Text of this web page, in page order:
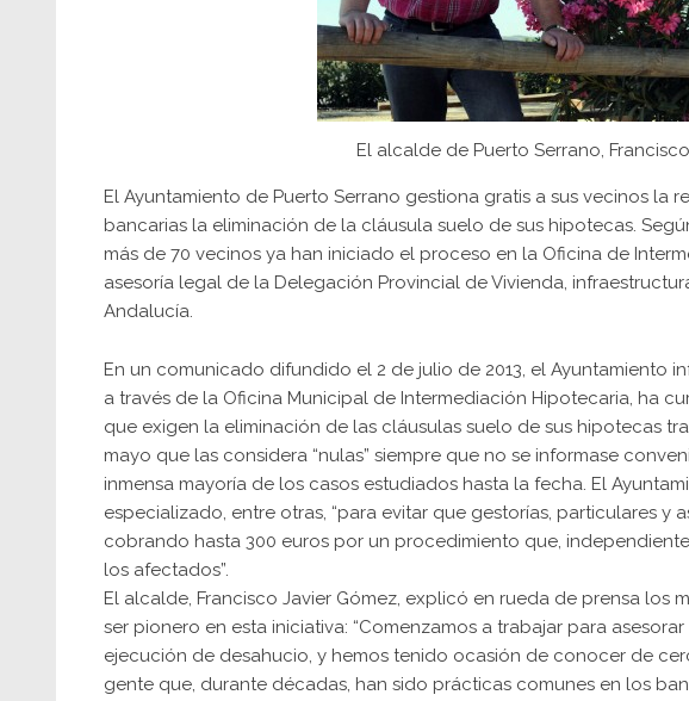
El alcalde de Puerto Serrano,
El Ayuntamiento de Puerto Serrano gestiona gratis a sus vecinos la
bancarias la eliminación de la cláusula suelo de sus hipotecas.
más de 70 vecinos ya han iniciado el proceso en la Oficina de
asesoría legal de la Delegación Provincial de Vivienda,
Andalucía.
En un comunicado difundido el 2 de julio de 2013, el Ayuntamiento
a través de la Oficina Municipal de Intermediación Hipotecaria, ha
que exigen la eliminación de las cláusulas suelo de sus hipotecas
mayo que las considera “nulas” siempre que no se informase
inmensa mayoría de los casos estudiados hasta la fecha. El
especializado, entre otras, “para evitar que gestorías, particulares y
cobrando hasta 300 euros por un procedimiento que,
los afectados”.
El alcalde, Francisco Javier Gómez, explicó en rueda de prensa los
ser pionero en esta iniciativa: “Comenzamos a trabajar para
ejecución de desahucio, y hemos tenido ocasión de conocer de
gente que, durante décadas, han sido prácticas comunes en los